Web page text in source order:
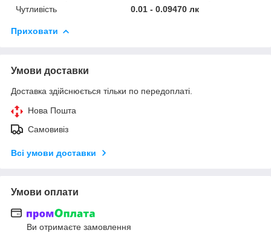
Чутливість
0.01 - 0.09470 лк
Приховати
Умови доставки
Доставка здійснюється тільки по передоплаті.
Нова Пошта
Самовивіз
Всі умови доставки
Умови оплати
Ви отримаєте замовлення